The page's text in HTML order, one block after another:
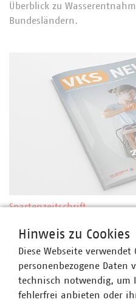
Überblick zu
Bundesländern.
Spartenzeitschrift
Waste als kommunale
18.05.2026
Zero Waste bedeutet mehr
Kommunale Unternehmen
einer echten
Hinweis zu Cookies
Diese Webseite verwendet
personenbezogene Daten
technisch notwendig, um
fehlerfrei anbieten oder